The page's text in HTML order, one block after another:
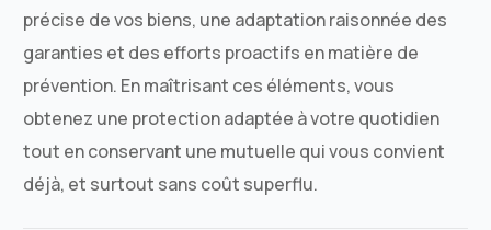
précise de vos biens, une adaptation raisonnée des
garanties et des efforts proactifs en matière de
prévention. En maîtrisant ces éléments, vous
obtenez une protection adaptée à votre quotidien
tout en conservant une mutuelle qui vous convient
déjà, et surtout sans coût superflu.